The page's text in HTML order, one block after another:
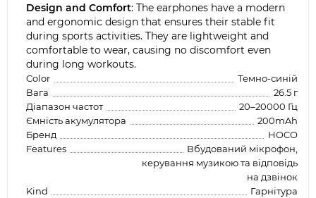
Design and Comfort: The earphones have a modern
and ergonomic design that ensures their stable fit
during sports activities. They are lightweight and
comfortable to wear, causing no discomfort even
during long workouts.
Color
Темно-синій
Вага
26.5 г
Діапазон частот
20–20000 Гц
Ємність акумулятора
200mAh
Бренд
HOCO
Features
Вбудований мікрофон,
керування музикою та відповідь
на дзвінок
Kind
Гарнітура